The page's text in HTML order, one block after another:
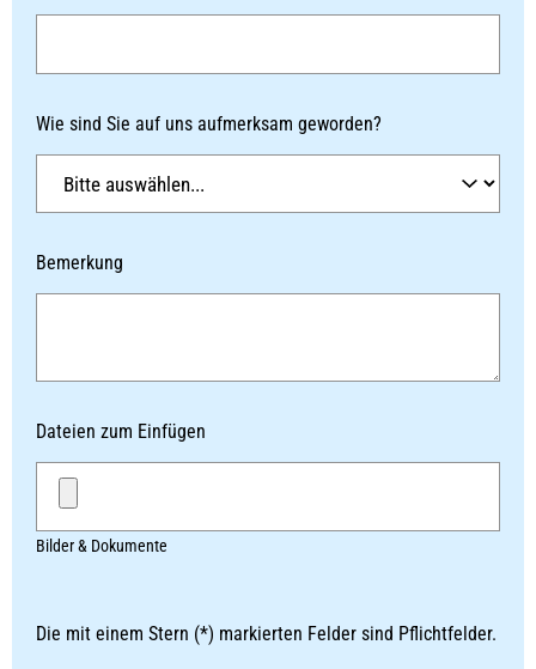
Wie sind Sie auf uns aufmerksam geworden?
Bemerkung
Dateien zum Einfügen
Bilder & Dokumente
Die mit einem Stern (*) markierten Felder sind Pflichtfelder.